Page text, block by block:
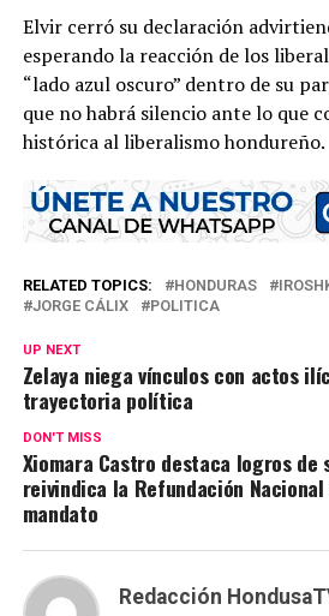
Elvir cerró su declaración
esperando la reacción de los
“lado azul oscuro” dentro de su
que no habrá silencio ante lo que
histórica al liberalismo hondureño.
RELATED TOPICS: HONDURAS
JORGE CÁLIX
POLITICA
UP NEXT
Zelaya niega vínculos con actos
trayectoria política
DON'T MISS
Xiomara Castro destaca logros de
reivindica la Refundación
mandato
Redacción